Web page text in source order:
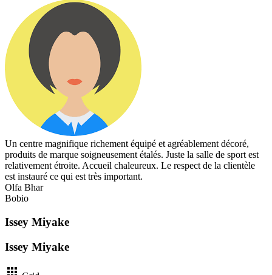
Un centre magnifique richement équipé et agréablement décoré,
produits de marque soigneusement étalés. Juste la salle de sport est
relativement étroite. Accueil chaleureux. Le respect de la clientèle
est instauré ce qui est très important.
Olfa Bhar
Bobio
Issey Miyake
Issey Miyake